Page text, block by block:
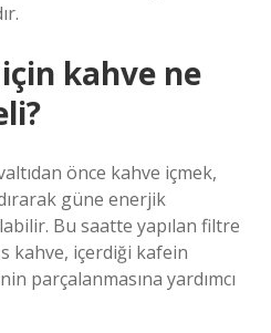
kahve ne
önce kahve içmek,
güne enerjik
Bu saatte yapılan filtre
kahve, içerdiği kafein
parçalanmasına yardımcı